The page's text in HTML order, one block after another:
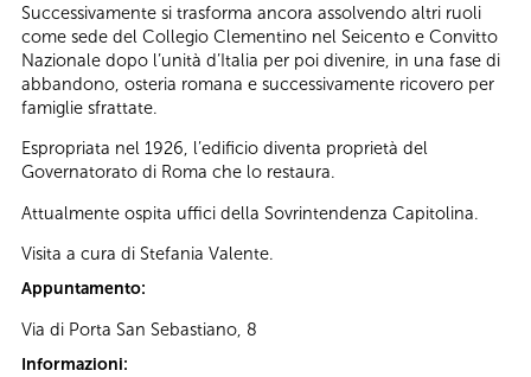
Successivamente si trasforma ancora assolvendo altri ruoli
come sede del Collegio Clementino nel Seicento e Convitto
Nazionale dopo l’unità d’Italia per poi divenire, in una fase di
abbandono, osteria romana e successivamente ricovero per
famiglie sfrattate.
Espropriata nel 1926, l’edificio diventa proprietà del
Governatorato di Roma che lo restaura.
Attualmente ospita uffici della Sovrintendenza Capitolina.
Visita a cura di Stefania Valente.
Appuntamento:
Via di Porta San Sebastiano, 8
Informazioni: